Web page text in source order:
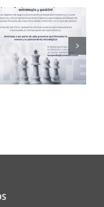
CCPCR
Informa